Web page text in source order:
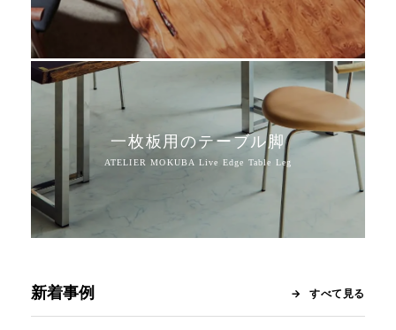
一枚板用のテーブル脚
新着事例 すべて見る